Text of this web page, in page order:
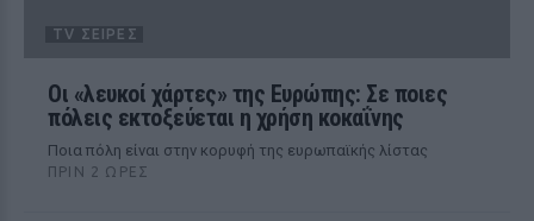
TV ΣΕΙΡΈΣ
Οι «λευκοί χάρτες» της Ευρώπης: Σε ποιες
πόλεις εκτοξεύεται η χρήση κοκαΐνης
Ποια πόλη είναι στην κορυφή της ευρωπαϊκής λίστας
ΠΡΙΝ 2 ΏΡΕΣ